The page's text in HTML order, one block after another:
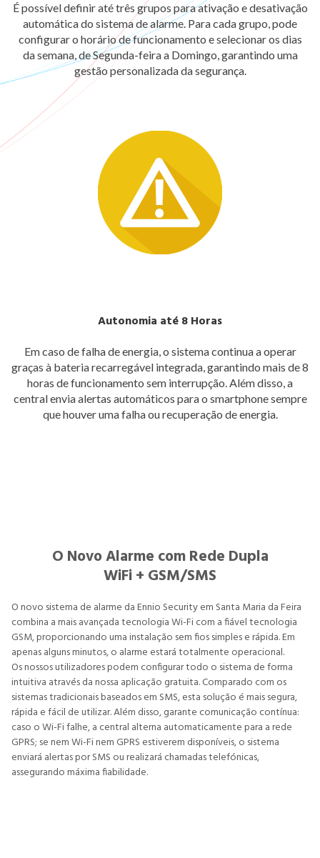
É possível definir até três grupos para ativação e desativação
automática do sistema de alarme. Para cada grupo, pode
configurar o horário de funcionamento e selecionar os dias
da semana, de Segunda-feira a Domingo, garantindo uma
gestão personalizada da segurança.
Autonomia até 8 Horas
Em caso de falha de energia, o sistema continua a operar
graças à bateria recarregável integrada, garantindo mais de 8
horas de funcionamento sem interrupção. Além disso, a
central envia alertas automáticos para o smartphone sempre
que houver uma falha ou recuperação de energia.
O Novo Alarme com Rede Dupla
WiFi + GSM/SMS
O novo sistema de alarme da Ennio Security em Santa Maria da Feira
combina a mais avançada tecnologia Wi-Fi com a fiável tecnologia
GSM, proporcionando uma instalação sem fios simples e rápida. Em
apenas alguns minutos, o alarme estará totalmente operacional.
Os nossos utilizadores podem configurar todo o sistema de forma
intuitiva através da nossa aplicação gratuita. Comparado com os
sistemas tradicionais baseados em SMS, esta solução é mais segura,
rápida e fácil de utilizar. Além disso, garante comunicação contínua:
caso o Wi-Fi falhe, a central alterna automaticamente para a rede
GPRS; se nem Wi-Fi nem GPRS estiverem disponíveis, o sistema
enviará alertas por SMS ou realizará chamadas telefónicas,
assegurando máxima fiabilidade.